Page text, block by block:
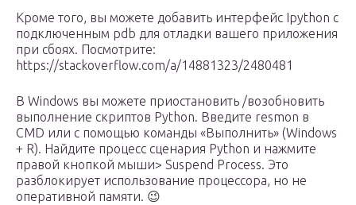
Кроме того, вы можете добавить интерфейс Ipython с
подключенным pdb для отладки вашего приложения
при сбоях. Посмотрите:
https://stackoverflow.com/a/14881323/2480481
В Windows вы можете приостановить /возобновить
выполнение скриптов Python. Введите resmon в
CMD или с помощью команды «Выполнить» (Windows
+ R). Найдите процесс сценария Python и нажмите
правой кнопкой мыши> Suspend Process. Это
разблокирует использование процессора, но не
оперативной памяти. 😉